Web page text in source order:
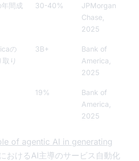
間成
30-40%
JPMorgan
Chase,
2025
の
り
3B+
Bank of
America,
2025
19%
Bank of
America,
2025
of agentic AI in generating
おけるAI主導のサービス自動化